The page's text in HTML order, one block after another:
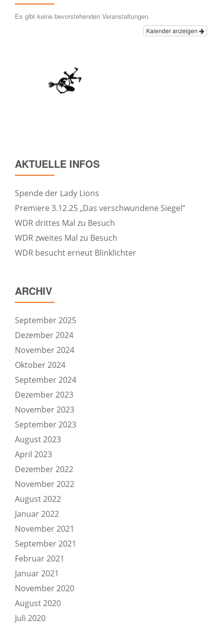
Es gibt keine bevorstehenden Veranstaltungen.
Kalender anzeigen
AKTUELLE INFOS
Spende der Lady Lions
Premiere 3.12.25 „Das verschwundene Siegel“
WDR drittes Mal zu Besuch
WDR zweites Mal zu Besuch
WDR besucht erneut Blinklichter
ARCHIV
September 2025
Dezember 2024
November 2024
Oktober 2024
September 2024
Dezember 2023
November 2023
September 2023
August 2023
April 2023
Dezember 2022
November 2022
August 2022
Januar 2022
November 2021
September 2021
Februar 2021
Januar 2021
November 2020
August 2020
Juli 2020